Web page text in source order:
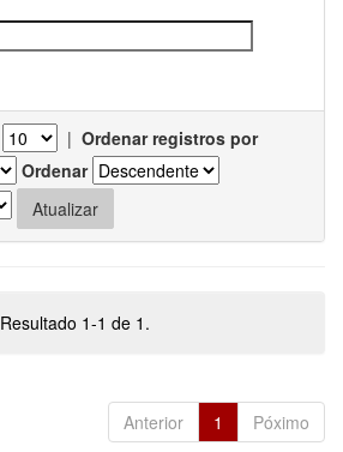
| Ordenar registros por
Ordenar
Resultado 1-1 de 1.
Anterior 1 Póximo